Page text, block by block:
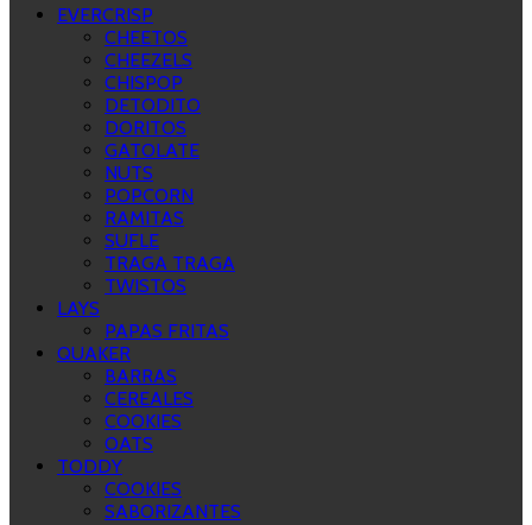
EVERCRISP
CHEETOS
CHEEZELS
CHISPOP
DETODITO
DORITOS
GATOLATE
NUTS
POPCORN
RAMITAS
SUFLE
TRAGA TRAGA
TWISTOS
LAYS
PAPAS FRITAS
QUAKER
BARRAS
CEREALES
COOKIES
OATS
TODDY
COOKIES
SABORIZANTES